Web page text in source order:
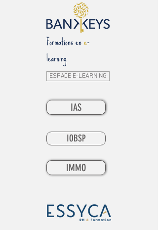
Formations ene-
learning
ESPACE E-LEARNING
IAS
IOBSP
IMMO